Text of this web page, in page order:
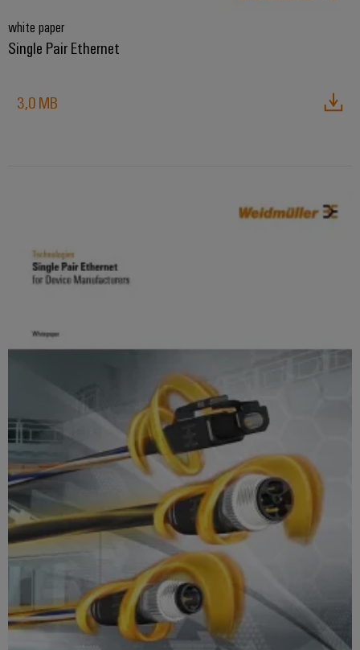
white paper
Single Pair Ethernet
3,0 MB